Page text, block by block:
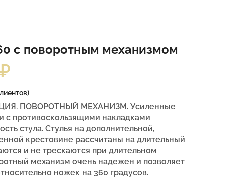
с поворотным механизмом
₽
ПОВОРОТНЫЙ МЕХАНИЗМ. Усиленные
с противоскользящими накладками
стула. Стулья на дополнительной,
крестовине рассчитаны на длительный
и не трескаются при длительном
механизм очень надежен и позволяет
ножек на 360 градусов.